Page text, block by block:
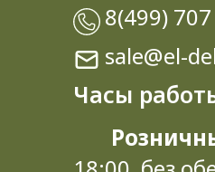
8(499)
sale@el-
Часы